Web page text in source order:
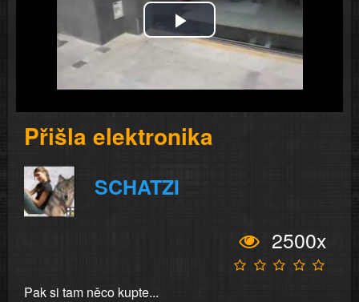
Play
Přišla elektronika
SCHATZI
2500x
Pak si tam něco kupte...